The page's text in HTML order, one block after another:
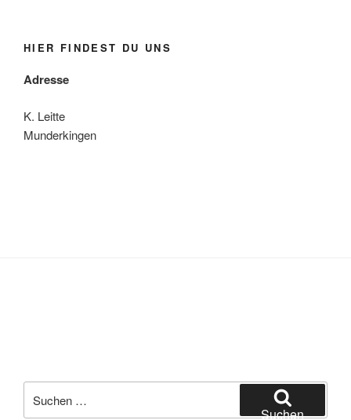
HIER FINDEST DU UNS
Adresse
K. Leitte
Munderkingen
nach:
Suchen